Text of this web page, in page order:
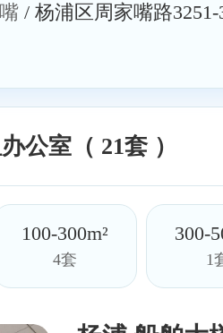
/ 杨浦区周家嘴路3251-
公室（ 21套 ）
100-300m²
4套
300-
1